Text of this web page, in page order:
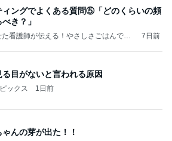
ィングでよくある質問⑤「どのくらいの頻
き？」
た看護師が伝える！やさしさごはんで整
7日前
目がないと言われる原因
ックス 1日前
んの芽が出た！！